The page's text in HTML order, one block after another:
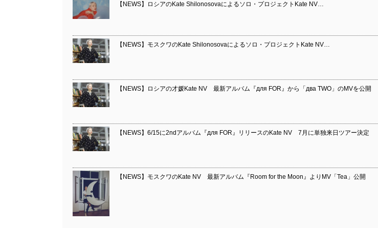
【NEWS】ロシアのKate Shilonosovaによるソロ・プロジェクトKate NV…
【NEWS】モスクワのKate Shilonosovaによるソロ・プロジェクトKate NV…
【NEWS】ロシアの才媛Kate NV 最新アルバム『для FOR』から「два TWO」のMVを公開
【NEWS】6/15に2ndアルバム『для FOR』リリースのKate NV 7月に単独来日ツアー決定
【NEWS】モスクワのKate NV 最新アルバム『Room for the Moon』よりMV「Tea」公開